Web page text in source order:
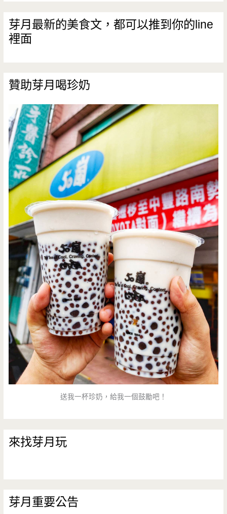
芽月最新的美食文，都可以推到你的line
裡面
贊助芽月喝珍奶
送我一杯珍奶，給我一個鼓勵吧！
來找芽月玩
芽月重要公告